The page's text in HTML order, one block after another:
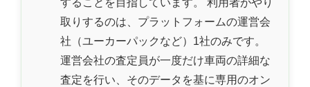
することを目指しています。 利用者がやり
取りするのは、プラットフォームの運営会
社（ユーカーパックなど）1社のみです。
運営会社の査定員が一度だけ車両の詳細な
査定を行い、そのデータを基に専用のオン